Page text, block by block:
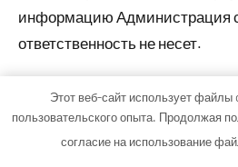
информацию Администрация
ответственность не несет.
Тема WordPress: Occasio от ThemeZee.
Этот веб-сайт использует
пользовательского опыта. Продолжая
согласие на использование